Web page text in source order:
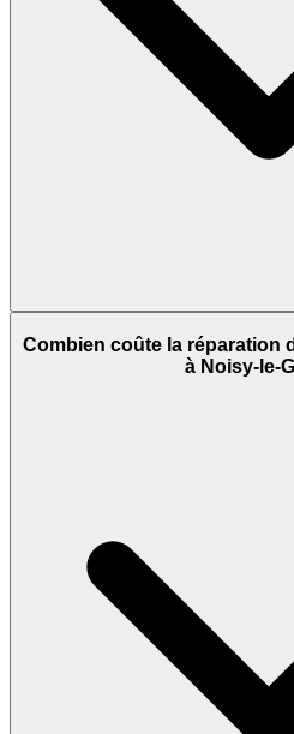
Combien coûte la réparation
à Noisy-le-